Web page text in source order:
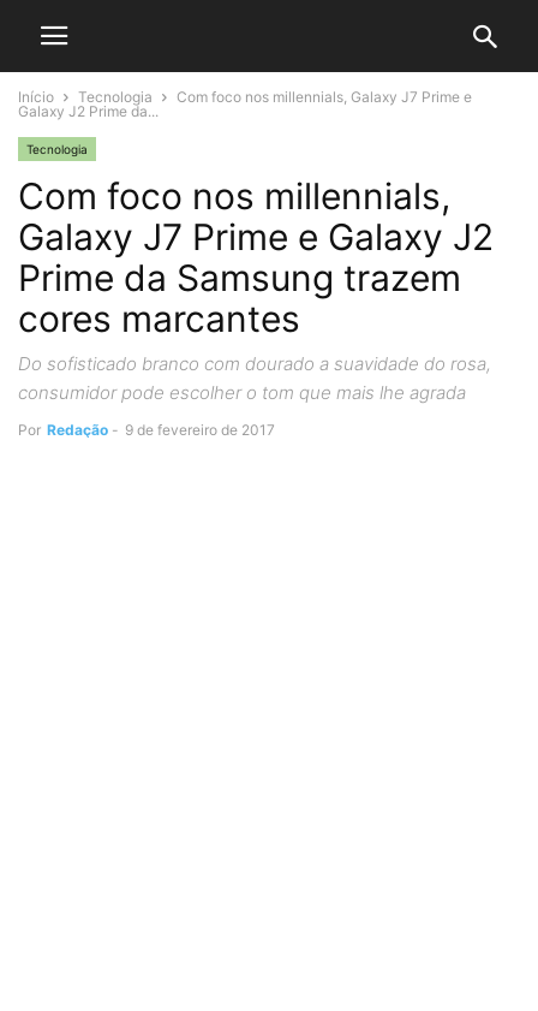
Início Tecnologia
Com foco nos millennials, Galaxy J7 Prime e
Galaxy J2 Prime da...
Tecnologia
Com foco nos millennials,
Galaxy J7 Prime e Galaxy J2
Prime da Samsung trazem
cores marcantes
Do sofisticado branco com dourado a suavidade do rosa,
consumidor pode escolher o tom que mais lhe agrada
Por Redação - 9 de fevereiro de 2017